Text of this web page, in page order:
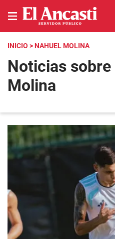
INICIO > NAHUEL MOLINA
Noticias sobre
Molina